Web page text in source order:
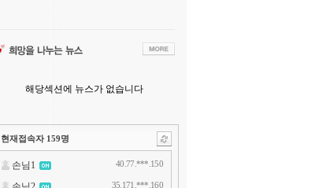
해당섹션에 뉴스가 없습니다
현재접속자 159명